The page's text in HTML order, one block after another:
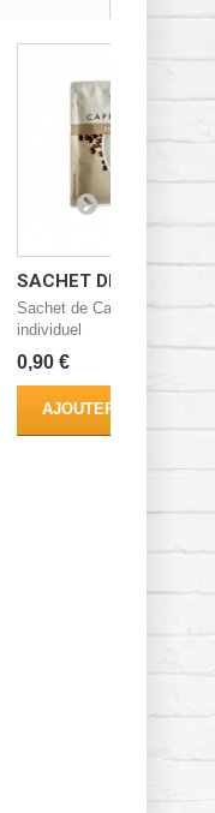
SACHET DE...
Sachet de Cappuccino
individuel
0,90 €
AJOUTER AU PANIER